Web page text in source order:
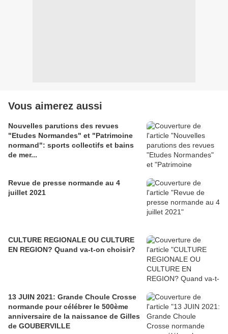
Vous aimerez aussi
Nouvelles parutions des revues
"Etudes Normandes" et "Patrimoine
normand": sports collectifs et bains
de mer...
Revue de presse normande au 4
juillet 2021
CULTURE REGIONALE OU CULTURE
EN REGION? Quand va-t-on choisir?
13 JUIN 2021: Grande Choule Crosse
normande pour célébrer le 500ème
anniversaire de la naissance de Gilles
de GOUBERVILLE